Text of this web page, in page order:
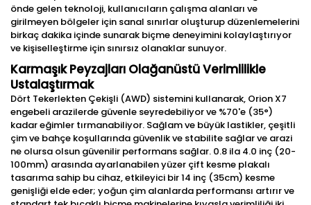
önde gelen teknoloji, kullanıcıların çalışma alanları ve
girilmeyen bölgeler için sanal sınırlar oluşturup düzenlemelerini
birkaç dakika içinde sunarak biçme deneyimini kolaylaştırıyor
ve kişiselleştirme için sınırsız olanaklar sunuyor.
Karmaşık Peyzajları Olağanüstü Verimlilikle
Ustalaştırmak
Dört Tekerlekten Çekişli (AWD) sistemini kullanarak, Orion X7
engebeli arazilerde güvenle seyredebiliyor ve %70'e (35°)
kadar eğimler tırmanabiliyor. Sağlam ve büyük lastikler, çeşitli
çim ve bahçe koşullarında güvenlik ve stabilite sağlar ve arazi
ne olursa olsun güvenilir performans sağlar. 0.8 ila 4.0 inç (20-
100mm) arasında ayarlanabilen yüzer çift kesme plakalı
tasarıma sahip bu cihaz, etkileyici bir 14 inç (35cm) kesme
genişliği elde eder; yoğun çim alanlarda performansı artırır ve